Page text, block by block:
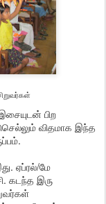
பிற
விதமாக இந்த
ஏப்ரல்/மே
கடந்த இரு